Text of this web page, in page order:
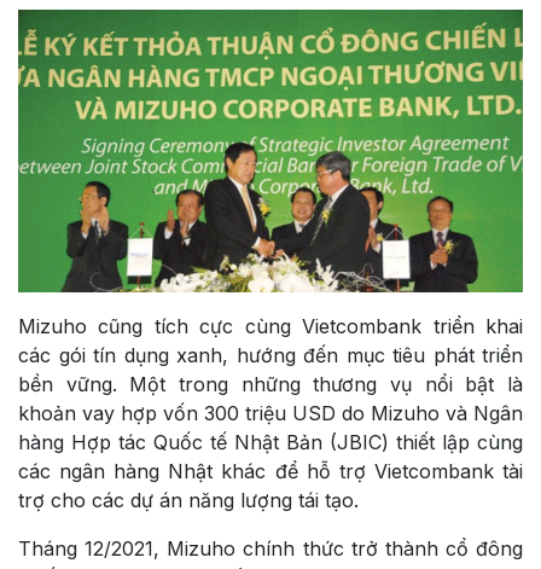
Mizuho cũng tích cực cùng Vietcombank triển khai
các gói tín dụng xanh, hướng đến mục tiêu phát triển
bền vững. Một trong những thương vụ nổi bật là
khoản vay hợp vốn 300 triệu USD do Mizuho và Ngân
hàng Hợp tác Quốc tế Nhật Bản (JBIC) thiết lập cùng
các ngân hàng Nhật khác để hỗ trợ Vietcombank tài
trợ cho các dự án năng lượng tái tạo.
Tháng 12/2021, Mizuho chính thức trở thành cổ đông